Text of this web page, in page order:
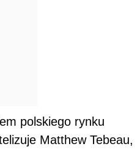
polskiego rynku
Matthew Tebeau,